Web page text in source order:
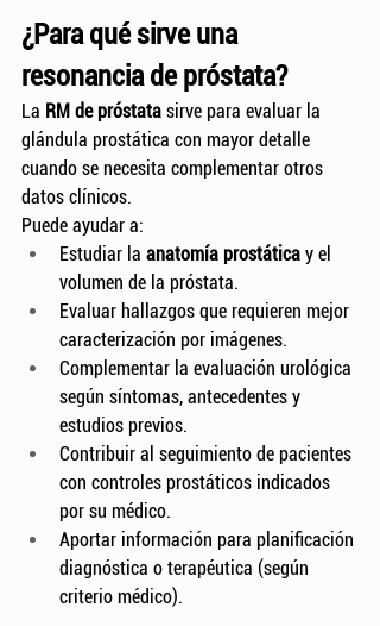
¿Para qué sirve una
resonancia de próstata?
La RM de próstata sirve para evaluar la
glándula prostática con mayor detalle
cuando se necesita complementar otros
datos clínicos.
Puede ayudar a:
Estudiar la anatomía prostática y el
volumen de la próstata.
Evaluar hallazgos que requieren mejor
caracterización por imágenes.
Complementar la evaluación urológica
según síntomas, antecedentes y
estudios previos.
Contribuir al seguimiento de pacientes
con controles prostáticos indicados
por su médico.
Aportar información para planificación
diagnóstica o terapéutica (según
criterio médico).